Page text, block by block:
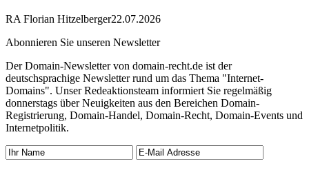
RA Florian Hitzelberger22.07.2026
Abonnieren Sie unseren Newsletter
Der Domain-Newsletter von domain-recht.de ist der
deutschsprachige Newsletter rund um das Thema "Internet-
Domains". Unser Redeaktionsteam informiert Sie regelmäßig
donnerstags über Neuigkeiten aus den Bereichen Domain-
Registrierung, Domain-Handel, Domain-Recht, Domain-Events und
Internetpolitik.